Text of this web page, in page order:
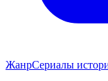
ЖанрСериалы